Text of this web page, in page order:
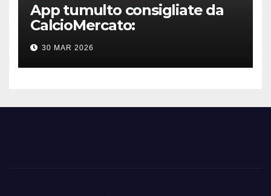
App tumulto consigliate da
CalcioMercato:
considerazione di gennaio
2026
30 MAR 2026